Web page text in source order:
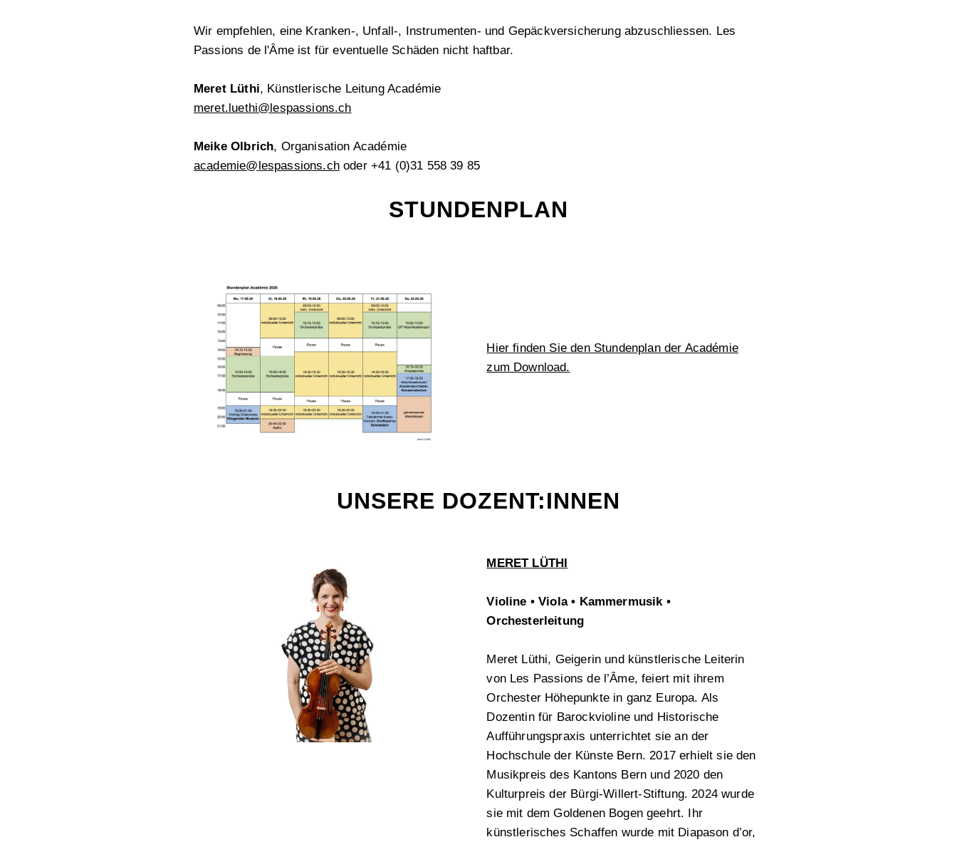
Wir empfehlen, eine Kranken-, Unfall-, Instrumenten- und Gepäckversicherung abzuschliessen. Les
Passions de l'Âme ist für eventuelle Schäden nicht haftbar.
Meret Lüthi, Künstlerische Leitung Académie
meret.luethi@lespassions.ch
Meike Olbrich, Organisation Académie
academie@lespassions.choder +41 (0)31 558 39 85
STUNDENPLAN
Hier finden Sie den Stundenplan der Académie
zum Download.
UNSERE DOZENT:INNEN
MERET LÜTHI
Violine • Viola • Kammermusik •
Orchesterleitung
Meret Lüthi, Geigerin und künstlerische Leiterin
von Les Passions de l’Âme, feiert mit ihrem
Orchester Höhepunkte in ganz Europa. Als
Dozentin für Barockvioline und Historische
Aufführungspraxis unterrichtet sie an der
Hochschule der Künste Bern. 2017 erhielt sie den
Musikpreis des Kantons Bern und 2020 den
Kulturpreis der Bürgi-Willert-Stiftung. 2024 wurde
sie mit dem Goldenen Bogen geehrt. Ihr
künstlerisches Schaffen wurde mit Diapason d’or,